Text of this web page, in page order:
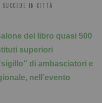
SUCCEDE IN CITTÀ
del libro quasi 500
superiori
di ambasciatori e
nell’evento